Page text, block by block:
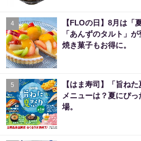
4
【FLOの日】8月は「
「あんずのタルト」
焼き菓子もお得に。
5
【はま寿司】「旨ね
メニューは？夏にぴ
場。